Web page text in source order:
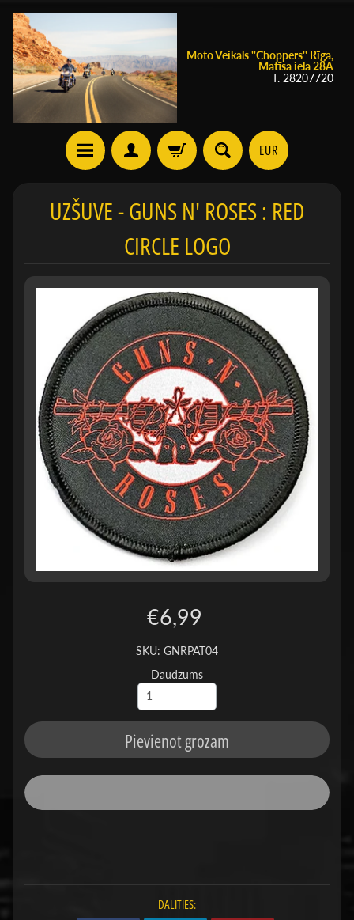
Moto Veikals ''Choppers'' Rīga,
Matīsa iela 28A
T. 28207720
EUR
UZŠUVE - GUNS N' ROSES : RED
CIRCLE LOGO
€6,99
SKU: GNRPAT04
Daudzums
Pievienot grozam
DALĪTIES: